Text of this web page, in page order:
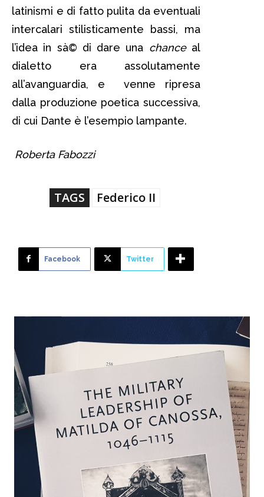
latinismi e di fatto pulita da eventuali
intercalari stilisticamente bassi, ma
l’idea in sà© di dare una chanceal
dialetto era assolutamente
all’avanguardia, e venne ripresa
dalla produzione poetica successiva,
di cui Dante è l’esempio lampante.
Roberta Fabozzi
TAGS Federico II
Facebook Twitter